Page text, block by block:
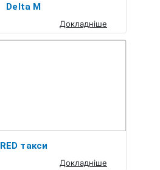
Delta M
Докладніше
RED такси
Докладніше